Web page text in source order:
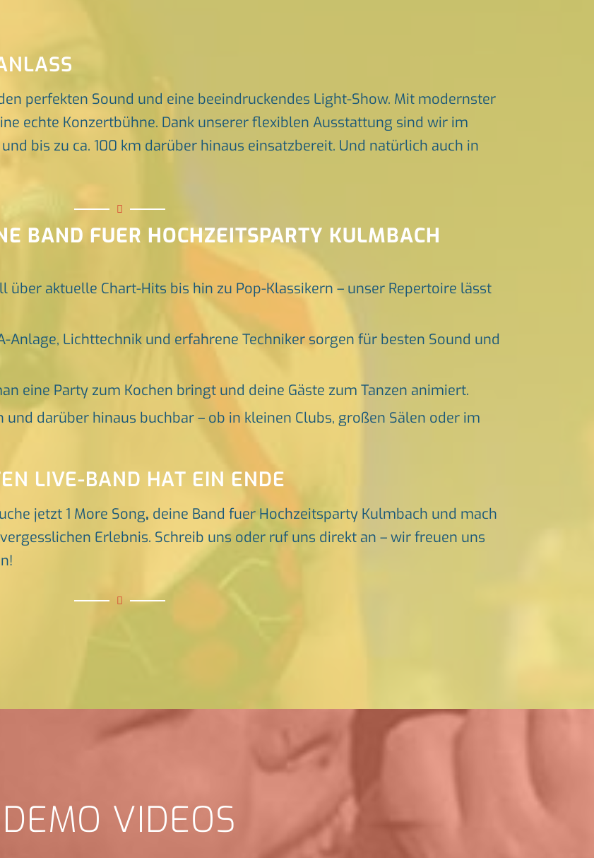
perfekten Sound und eine beeindruckendes Light-Show. Mit modernster
echte Konzertbühne. Dank unserer flexiblen Ausstattung sind wir im
bis zu ca. 100 km darüber hinaus einsatzbereit. Und natürlich auch in
BAND FUER HOCHZEITSPARTY KULMBACH
über aktuelle Chart-Hits bis hin zu Pop-Klassikern – unser Repertoire lässt
Anlage, Lichttechnik und erfahrene Techniker sorgen für besten Sound und
eine Party zum Kochen bringt und deine Gäste zum Tanzen animiert.
und darüber hinaus buchbar – ob in kleinen Clubs, großen Sälen oder im
LIVE-BAND HAT EIN ENDE
jetzt 1 More Song, deine Band fuer Hochzeitsparty Kulmbach und mach
Erlebnis. Schreib uns oder ruf uns direkt an – wir freuen uns
DEMO VIDEOS